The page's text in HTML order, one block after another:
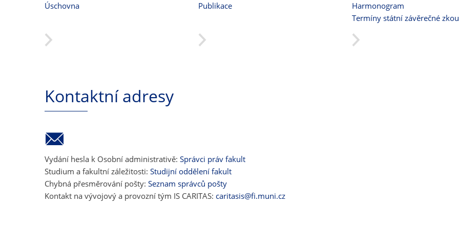
Úschovna Publikace
Harmonogram
Termíny státní závěrečné
Kontaktní adresy
Vydání hesla k Osobní administrativě: Správci práv fakult
Studium a fakultní záležitosti: Studijní oddělení fakult
Chybná přesměrování pošty: Seznam správců pošty
Kontakt na vývojový a provozní tým IS CARITAS: caritasis@fi.muni.cz